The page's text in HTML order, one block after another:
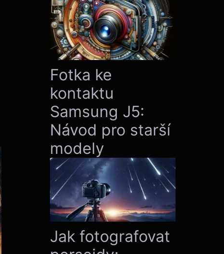
Fotka ke
kontaktu
Samsung J5:
Návod pro starší
modely
Jak fotografovat